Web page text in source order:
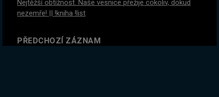
Nejtěžší obtížnost. Naše vesnice přežije cokoliv, dokud
nezemře! || !kniha !list
PŘEDCHOZÍ ZÁZNAM